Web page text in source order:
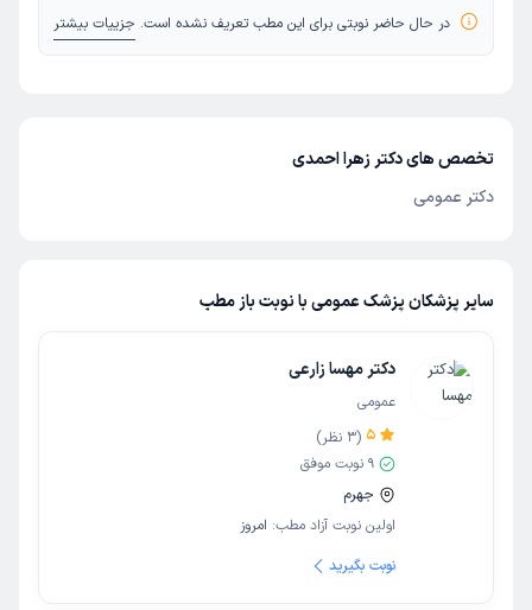
در حال حاضر نوبتی برای این مطب تعریف نشده است. جزییات بیشتر
تخصص های دکتر زهرا احمدی
دکتر عمومی
سایر پزشکان پزشک عمومی با نوبت باز مطب
دکتر مهسا زارعی
عمومی
5
(
3 نظر)
9 نوبت موفق
جهرم
اولین نوبت آزاد مطب: امروز
نوبت بگیرید